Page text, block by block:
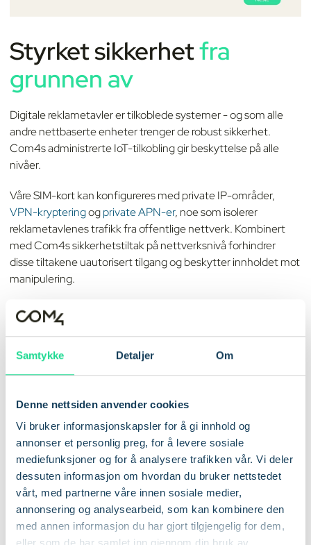
Samtykke Detaljer Om
Denne nettsiden anvender cookies
Vi bruker informasjonskapsler for å gi innhold og
annonser et personlig preg, for å levere sosiale
mediefunksjoner og for å analysere trafikken vår. Vi deler
dessuten informasjon om hvordan du bruker nettstedet
vårt, med partnerne våre innen sosiale medier,
annonsering og analysearbeid, som kan kombinere den
med annen informasjon du har gjort tilgjengelig for dem,
Styrket sikkerhetfra
grunnen av
Digitale reklametavler er tilkoblede systemer - og som alle
andre nettbaserte enheter trenger de robust sikkerhet.
Com4s administrerte IoT-tilkobling gir beskyttelse på alle
nivåer.
Våre SIM-kort kan konfigureres med private IP-områder,
VPN-krypteringogprivate APN-er, noe som isolerer
reklametavlenes trafikk fra offentlige nettverk. Kombinert
med Com4s sikkerhetstiltak på nettverksnivå forhindrer
disse tiltakene uautorisert tilgang og beskytter innholdet mot
manipulering.
En robust, privat tilkobling styrker også samsvar og forsikrer
annonsørene om at innholdet deres er sikkert fra opplasting